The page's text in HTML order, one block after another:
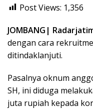
Post Views: 1,356
JOMBANG|
dengan cara
ditindaklanjuti.
Pasalnya oknum
SH, ini diduga
juta rupiah kepada